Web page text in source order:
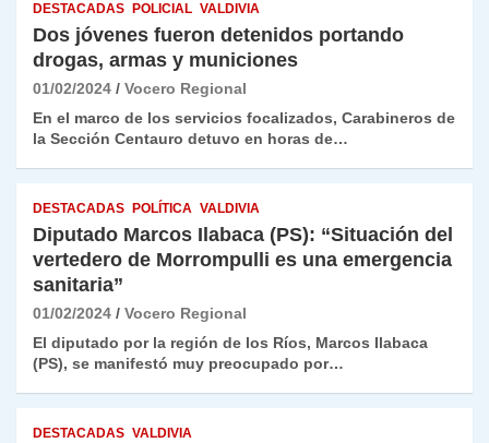
DESTACADAS POLICIAL VALDIVIA
Dos jóvenes fueron detenidos portando
drogas, armas y municiones
01/02/2024
Vocero Regional
En el marco de los servicios focalizados, Carabineros de
la Sección Centauro detuvo en horas de…
DESTACADAS POLÍTICA VALDIVIA
Diputado Marcos Ilabaca (PS): “Situación del
vertedero de Morrompulli es una emergencia
sanitaria”
01/02/2024
Vocero Regional
El diputado por la región de los Ríos, Marcos Ilabaca
(PS), se manifestó muy preocupado por…
DESTACADAS VALDIVIA